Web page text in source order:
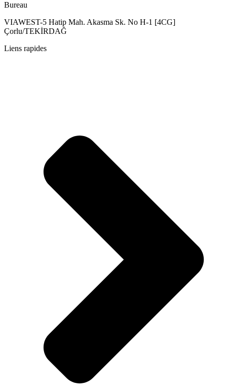
Bureau
VIAWEST-5 Hatip Mah. Akasma Sk. No H-1 [4CG]
Çorlu/TEKİRDAĞ
Liens rapides